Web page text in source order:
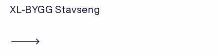
XL-BYGG Stavseng